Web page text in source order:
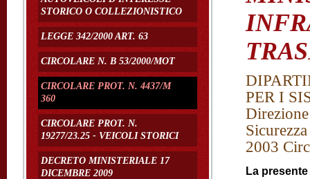
STORICO O COLLEZIONISTICO
LEGGE 342/2000 ART. 63
CIRCOLARE N. B 53/2000/MOT
CIRCOLARE PROT. N. 4437/M
360
CIRCOLARE PROT. N.
19277/23.25 - VEICOLI STORICI
DECRETO MINISTERIALE 17
DICEMBRE 2009
PER I
2003
La